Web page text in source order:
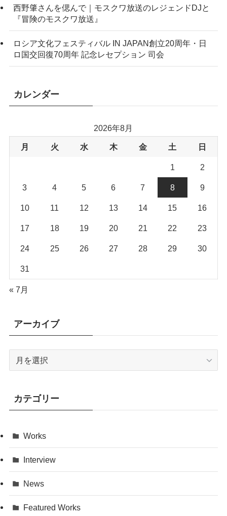
西野肇さんを偲んで｜モスクワ放送のレジェンドDJと
『冒険のモスクワ放送』
ロシア文化フェスティバル IN JAPAN創立20周年・日
ロ国交回復70周年 記念レセプション 司会
カレンダー
2026年8月
月 火 水 木 金 土 日
1 2
3 4 5 6 7 8 9
10 11 12 13 14 15 16
17 18 19 20 21 22 23
24 25 26 27 28 29 30
31
« 7月
アーカイブ
ブ
カテゴリー
Works
Interview
News
Featured Works